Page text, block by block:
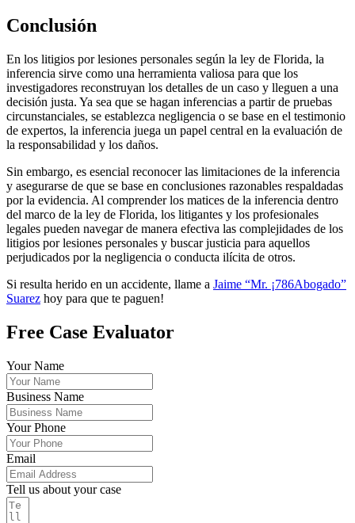
Conclusión
En los litigios por lesiones personales según la ley de Florida, la
inferencia sirve como una herramienta valiosa para que los
investigadores reconstruyan los detalles de un caso y lleguen a una
decisión justa. Ya sea que se hagan inferencias a partir de pruebas
circunstanciales, se establezca negligencia o se base en el testimonio
de expertos, la inferencia juega un papel central en la evaluación de
la responsabilidad y los daños.
Sin embargo, es esencial reconocer las limitaciones de la inferencia
y asegurarse de que se base en conclusiones razonables respaldadas
por la evidencia. Al comprender los matices de la inferencia dentro
del marco de la ley de Florida, los litigantes y los profesionales
legales pueden navegar de manera efectiva las complejidades de los
litigios por lesiones personales y buscar justicia para aquellos
perjudicados por la negligencia o conducta ilícita de otros.
Si resulta herido en un accidente, llame a Jaime “Mr. ¡786Abogado”
Suarez hoy para que te paguen!
Free Case Evaluator
Your Name
Business Name
Your Phone
Email
Tell us about your case